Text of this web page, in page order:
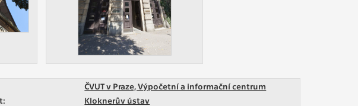
a cílení obsahu podle
stran, které nám s
ČVUT v Praze, Výpočetní a informační centrum
Kloknerův ústav